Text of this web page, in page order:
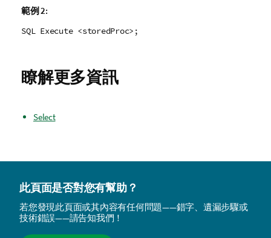
範例 2:
SQL Execute <storedProc>;
瞭解更多資訊
Select
此頁面是否對您有幫助？
若您發現此頁面或其內容有任何問題——錯字、遺漏步驟或
技術錯誤——請告知我們！